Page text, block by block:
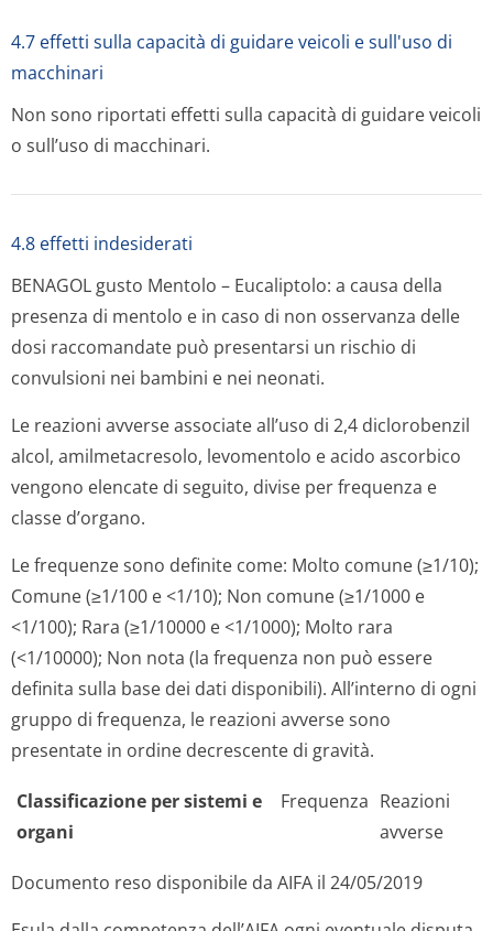
4.7 effetti sulla capacità di guidare veicoli e sull'uso di
macchinari
Non sono riportati effetti sulla capacità di guidare veicoli
o sull’uso di macchinari.
4.8 effetti indesiderati
BENAGOL gusto Mentolo – Eucaliptolo: a causa della
presenza di mentolo e in caso di non osservanza delle
dosi raccomandate può presentarsi un rischio di
convulsioni nei bambini e nei neonati.
Le reazioni avverse associate all’uso di 2,4 diclorobenzil
alcol, amilmetacresolo, levomentolo e acido ascorbico
vengono elencate di seguito, divise per frequenza e
classe d’organo.
Le frequenze sono definite come: Molto comune (≥1/10);
Comune (≥1/100 e <1/10); Non comune (≥1/1000 e
<1/100); Rara (≥1/10000 e <1/1000); Molto rara
(<1/10000); Non nota (la frequenza non può essere
definita sulla base dei dati disponibili). All’interno di ogni
gruppo di frequenza, le reazioni avverse sono
presentate in ordine decrescente di gravità.
Classificazione per sistemi e
organi
Frequenza Reazioni
avverse
Documento reso disponibile da AIFA il 24/05/2019